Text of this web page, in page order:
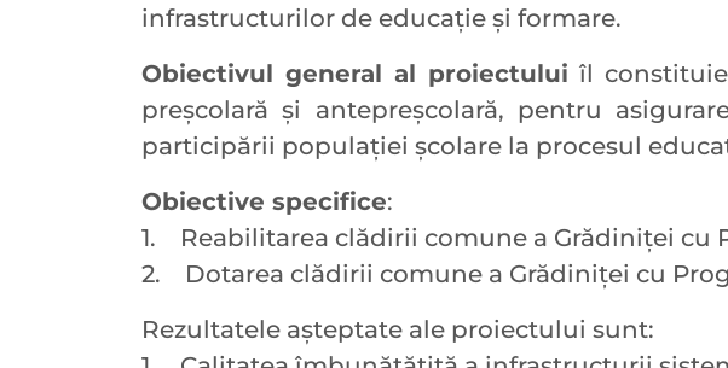
infrastructurilor de educație și formare.
Obiectivul general al proiectului îl
preşcolară şi antepreșcolară, pentru
participării populaţiei şcolare la procesul
Obiective specifice:
1. Reabilitarea clădirii comune a Grădiniţei cu
2. Dotarea clădirii comune a Grădiniţei cu
Rezultatele aşteptate ale proiectului sunt: